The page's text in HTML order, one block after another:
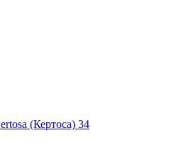
(Кертоса) 34